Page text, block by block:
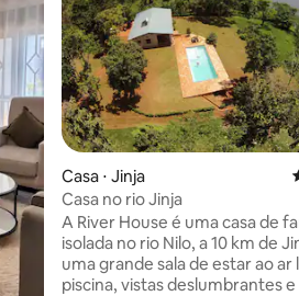
Casa ⋅ Jinja
Casa no rio Jinja
A River House é uma casa de
isolada no rio Nilo, a 10 km de Jinja.
uma grande sala de estar ao ar
piscina, vistas deslumbrantes